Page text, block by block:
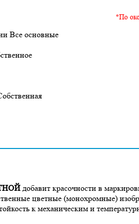
*По
Все основные
добавит красочности в
цветные (монохромные)
к механическим и